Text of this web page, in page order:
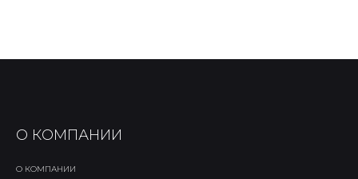
О КОМПАНИИ
О КОМПАНИИ